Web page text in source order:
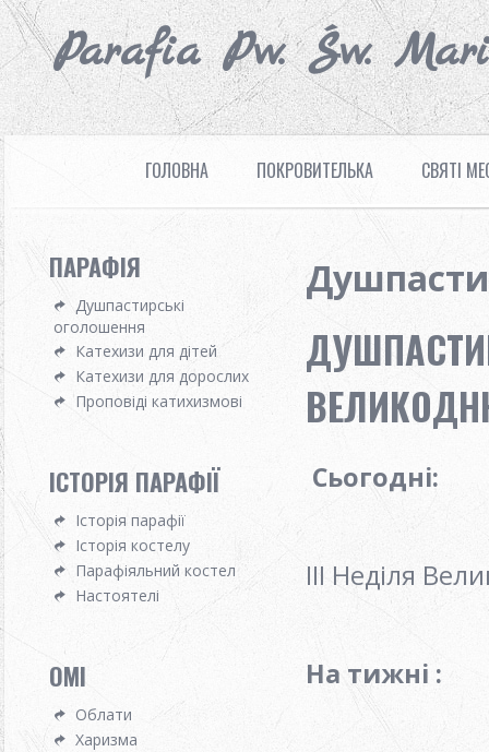
Parafia Pw. Św.
ГОЛОВНА ПОКРОВИТЕЛЬКА СВЯТІ
ПАРАФІЯ
Душпастирські
оголошення
Катехизи для дітей
Катехизи для дорослих
Проповіді катихизмові
ІСТОРІЯ ПАРАФІЇ
Історія парафії
Історія костелу
Парафіяльний костел
Настоятелі
OMI
Облати
Харизма
Сьогодні:
ІІI Неділя
На тижні :